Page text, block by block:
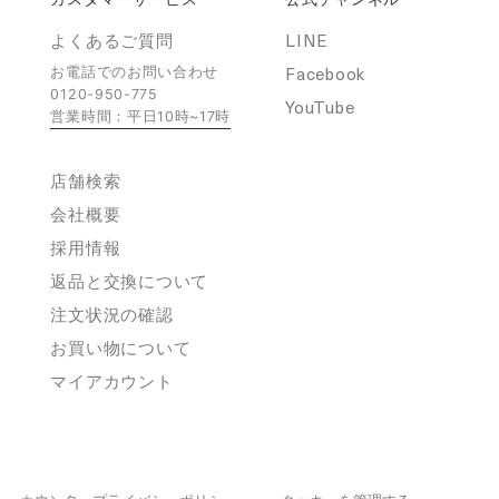
よくあるご質問
お電話でのお問い合わせ
0120-950-775
営業時間：平日10時~17時
店舗検索
会社概要
採用情報
返品と交換について
注文状況の確認
お買い物について
マイアカウント
LINE
Facebook
YouTube